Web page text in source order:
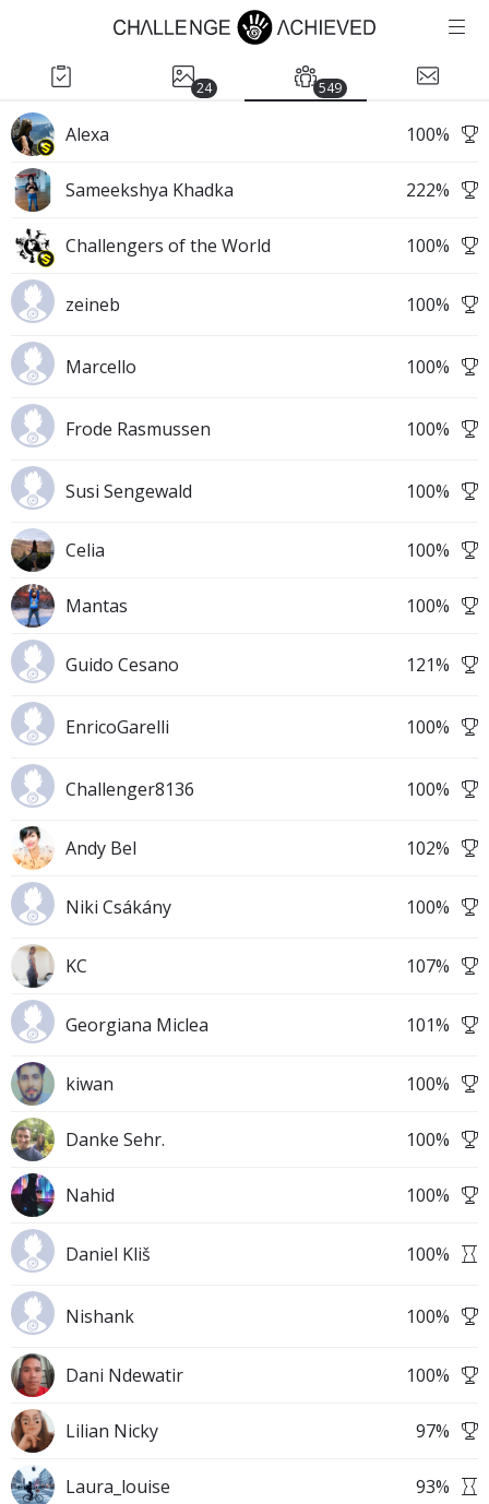
24 549
Alexa 100%
Sameekshya Khadka 222%
Challengers of the World 100%
zeineb 100%
Marcello 100%
Frode Rasmussen 100%
Susi Sengewald 100%
Celia 100%
Mantas 100%
Guido Cesano 121%
EnricoGarelli 100%
Challenger8136 100%
Andy Bel 102%
Niki Csákány 100%
KC 107%
Georgiana Miclea 101%
kiwan 100%
Danke Sehr. 100%
Nahid 100%
Daniel Kliš 100%
Nishank 100%
Dani Ndewatir 100%
Lilian Nicky 97%
Laura_louise 93%